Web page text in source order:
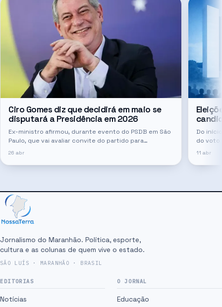
Ciro Gomes diz que decidirá em maio se
disputará a Presidência em 2026
Ex-ministro afirmou, durante evento do PSDB em São
Paulo, que vai avaliar convite do partido para
concorrer ao Palácio do Planalto ou ao governo do
26 abr
Do
do voto
quem
11 abr
Jornalismo do Maranhão. Política, esporte,
cultura e as colunas de quem vive o estado.
SÃO LUÍS · MARANHÃO · BRASIL
EDITORIAS
Notícias
O JORNAL
Educação